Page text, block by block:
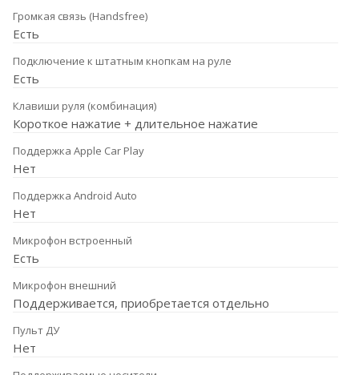
Громкая связь (Handsfree)
Есть
Подключение к штатным кнопкам на руле
Есть
Клавиши руля (комбинация)
Короткое нажатие + длительное нажатие
Поддержка Apple Car Play
Нет
Поддержка Android Auto
Нет
Микрофон встроенный
Есть
Микрофон внешний
Поддерживается, приобретается отдельно
Пульт ДУ
Нет